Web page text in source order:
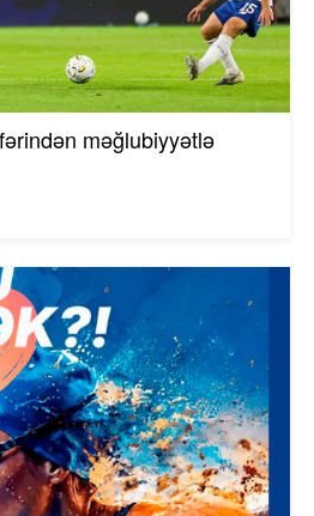
məğlubiyyətlə